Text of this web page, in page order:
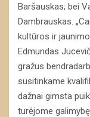
Baršauskas; bei
Dambrauskas.
kultūros ir
Edmundas
gražus
susitinkame
dažnai gimsta
turėjome